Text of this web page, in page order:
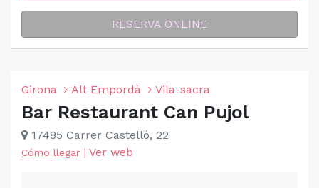
RESERVA ONLINE
Girona Alt Empordà Vila-sacra
Bar Restaurant Can Pujol
17485 Carrer Castelló, 22
Cómo llegar | Ver web